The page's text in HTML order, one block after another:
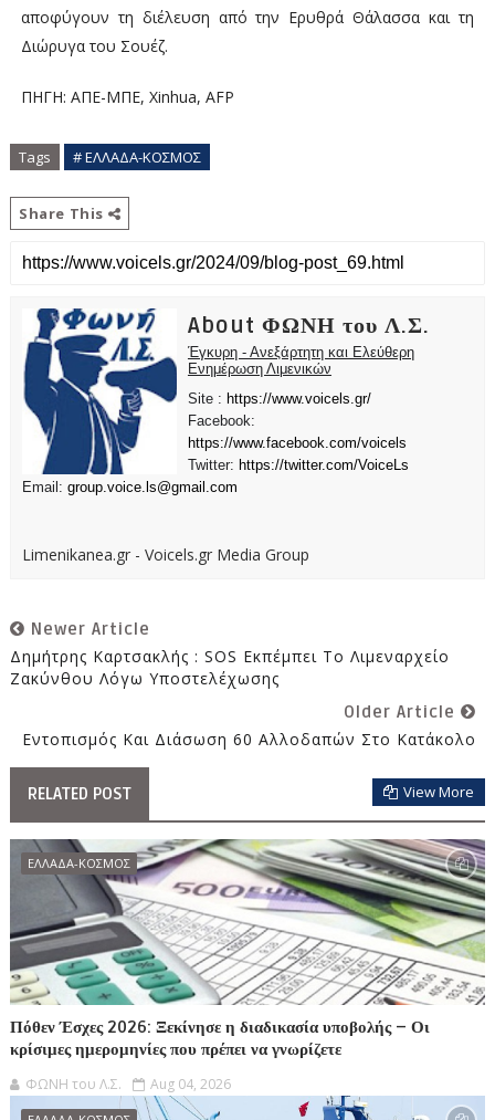
αποφύγουν τη διέλευση από την Ερυθρά Θάλασσα και τη
Διώρυγα του Σουέζ.
ΠΗΓΗ: ΑΠΕ-ΜΠΕ, Xinhua, AFP
Tags # ΕΛΛΑΔΑ-ΚΟΣΜΟΣ
Share This
About ΦΩΝΗ του Λ.Σ.
Έγκυρη - Ανεξάρτητη και Ελεύθερη
Ενημέρωση Λιμενικών
Site : https://www.voicels.gr/
Facebook:
https://www.facebook.com/voicels
Twitter: https://twitter.com/VoiceLs
Email: group.voice.ls@gmail.com
Limenikanea.gr - Voicels.gr Media Group
Newer Article
Δημήτρης Καρτσακλής : SOS Εκπέμπει Το Λιμεναρχείο
Ζακύνθου Λόγω Υποστελέχωσης
Older Article
Εντοπισμός Και Διάσωση 60 Αλλοδαπών Στο Κατάκολο
RELATED POST View More
ΕΛΛΑΔΑ-ΚΟΣΜΟΣ
Πόθεν Έσχες 2026: Ξεκίνησε η διαδικασία υποβολής – Οι
κρίσιμες ημερομηνίες που πρέπει να γνωρίζετε
ΦΩΝΗ του Λ.Σ. Aug 04, 2026